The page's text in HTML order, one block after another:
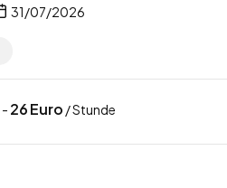
31/07/2026
- 26Euro / Stunde